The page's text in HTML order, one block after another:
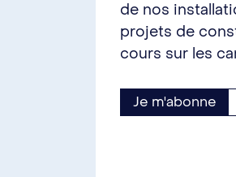
de nos
projets de
cours sur les
Je m'abonne